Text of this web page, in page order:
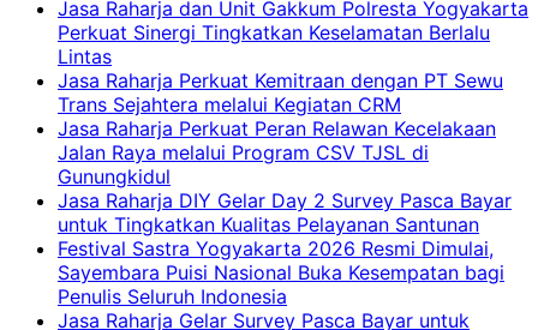
Jasa Raharja dan Unit Gakkum Polresta Yogyakarta
Perkuat Sinergi Tingkatkan Keselamatan Berlalu
Lintas
Jasa Raharja Perkuat Kemitraan dengan PT Sewu
Trans Sejahtera melalui Kegiatan CRM
Jasa Raharja Perkuat Peran Relawan Kecelakaan
Jalan Raya melalui Program CSV TJSL di
Gunungkidul
Jasa Raharja DIY Gelar Day 2 Survey Pasca Bayar
untuk Tingkatkan Kualitas Pelayanan Santunan
Festival Sastra Yogyakarta 2026 Resmi Dimulai,
Sayembara Puisi Nasional Buka Kesempatan bagi
Penulis Seluruh Indonesia
Jasa Raharja Gelar Survey Pasca Bayar untuk